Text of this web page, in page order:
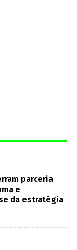
parceria
e
da estratégia